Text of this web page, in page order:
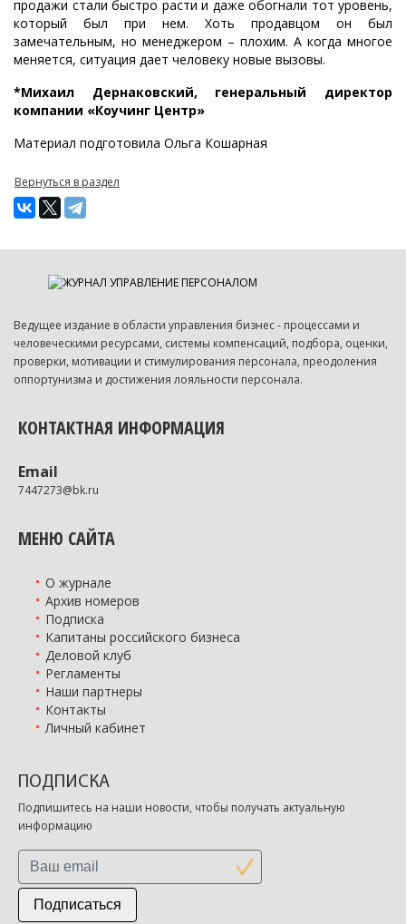
продажи стали быстро расти и даже обогнали тот уровень,
который был при нем. Хоть продавцом он был
замечательным, но менеджером – плохим. А когда многое
меняется, ситуация дает человеку новые вызовы.
*Михаил Дернаковский, генеральный директор
компании «Коучинг Центр»
Материал подготовила Ольга Кошарная
Вернуться в раздел
Ведущее издание в области управления бизнес - процессами и
человеческими ресурсами, системы компенсаций, подбора, оценки,
проверки, мотивации и стимулирования персонала, преодоления
оппортунизма и достижения лояльности персонала.
КОНТАКТНАЯ ИНФОРМАЦИЯ
Email
7447273@bk.ru
МЕНЮ САЙТА
О журнале
Архив номеров
Подписка
Капитаны российского бизнеса
Деловой клуб
Регламенты
Наши партнеры
Контакты
Личный кабинет
ПОДПИСКА
Подпишитесь на наши новости, чтобы получать актуальную
информацию
Подписаться